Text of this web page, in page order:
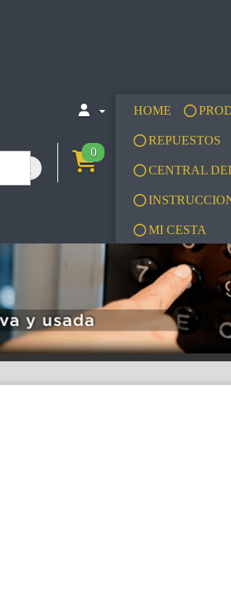
0
HOME
REPUESTOS
CENTRAL
MI CESTA